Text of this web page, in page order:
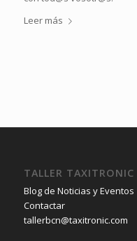
Leer más
TALLER TAXITRONIC
Blog de Noticias y Eventos
Contactar
tallerbcn@taxitronic.com